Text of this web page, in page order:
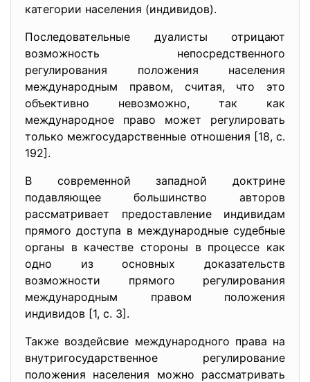
категории населения (индивидов).
Последовательные дуалисты отрицают
возможность непосредственного
регулирования положения населения
международным правом, считая, что это
объективно невозможно, так как
международное право может регулировать
только межгосударственные отношения [18, с.
192].
В современной западной доктрине
подавляющее большинство авторов
рассматривает предоставление индивидам
прямого доступа в международные судебные
органы в качестве стороны в процессе как
одно из основных доказательств
возможности прямого регулирования
международным правом положения
индивидов [1, с. 3].
Также воздейсвие международного права на
внутригосударственное регулирование
положения населения можно рассматривать